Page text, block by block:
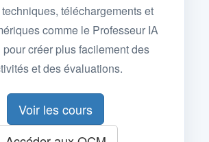
téléchargements et
comme le Professeur IA
créer plus facilement des
et des évaluations.
Voir les cours